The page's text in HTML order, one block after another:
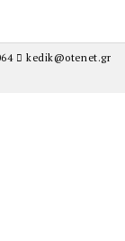
kedik@otenet.gr